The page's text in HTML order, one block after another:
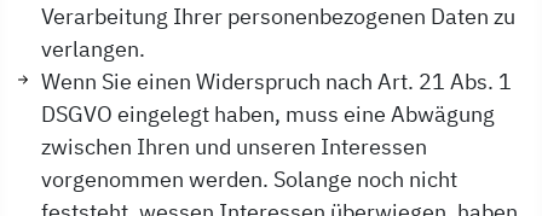
Verarbeitung Ihrer personenbezogenen Daten zu
verlangen.
Wenn Sie einen Widerspruch nach Art. 21 Abs. 1
DSGVO eingelegt haben, muss eine Abwägung
zwischen Ihren und unseren Interessen
vorgenommen werden. Solange noch nicht